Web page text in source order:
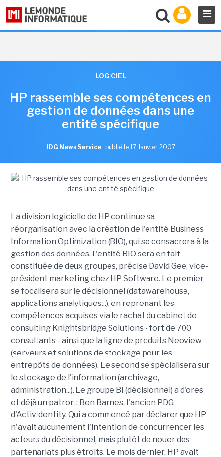
LOGICIEL
HP rassemble ses compétences en
gestion de données dans une
entité spécifique
IDG News Service , publié le 17 Janvier 2007
La division logicielle de HP continue sa
réorganisation avec la création de l'entité Business
Information Optimization (BIO), qui se consacrera à la
gestion des données. L'entité BIO sera en fait
constituée de deux groupes, précise David Gee, vice-
président marketing chez HP Software. Le premier
se focalisera sur le décisionnel (datawarehouse,
applications analytiques...), en reprenant les
compétences acquises via le rachat du cabinet de
consulting Knightsbridge Solutions - fort de 700
consultants - ainsi que la ligne de produits Neoview
(serveurs et solutions de stockage pour les
entrepôts de données). Le second se spécialisera sur
le stockage de l'information (archivage,
administration...). Le groupe BI (décisionnel) a d'ores
et déjà un patron : Ben Barnes, l'ancien PDG
d'ActivIdentity. Qui a commencé par déclarer que HP
n'avait aucunement l'intention de concurrencer les
acteurs du décisionnel, mais plutôt de nouer des
partenariats plus étroits. Le mois dernier, HP avait